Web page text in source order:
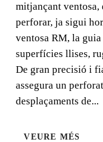
superfície a
mitjançant ventosa,
perforar, ja sigui
ventosa RM, la
superfícies llises,
De gran precisió i
assegura un
desplaçaments de...
VEURE MÉS